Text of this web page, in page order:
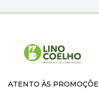
ATENTO ÀS